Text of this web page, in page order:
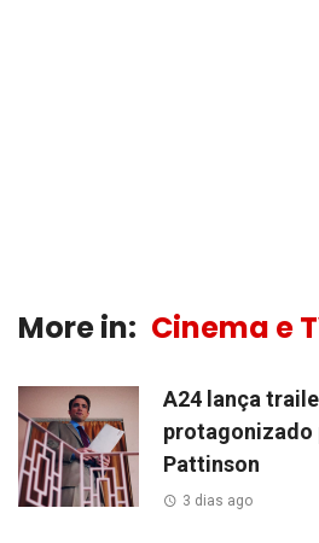
More in: Cinema e
A24 lança
protagonizado
Pattinson
3 dias ago